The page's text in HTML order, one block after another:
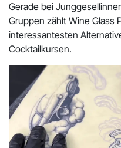
Gerade bei
Gruppen zählt Wine Glass
interessantesten
Cocktailkursen.